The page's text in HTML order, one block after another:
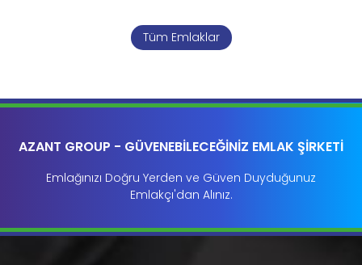
Tüm Emlaklar
AZANT GROUP - GÜVENEBİLECEĞİNİZ EMLAK ŞİRKETİ
Emlağınızı Doğru Yerden ve Güven Duyduğunuz
Emlakçı'dan Alınız.